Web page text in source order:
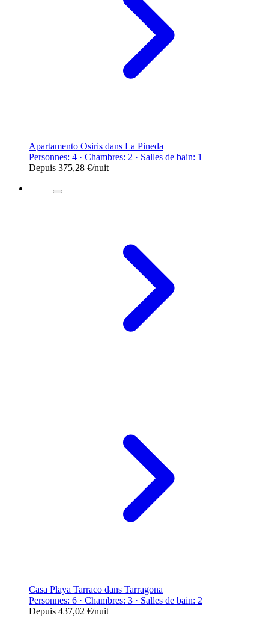
Apartamento Osiris dans La Pineda
Personnes: 4 · Chambres: 2 · Salles de bain: 1
Depuis 375,28 €/nuit
Casa Playa Tarraco dans Tarragona
Personnes: 6 · Chambres: 3 · Salles de bain: 2
Depuis 437,02 €/nuit